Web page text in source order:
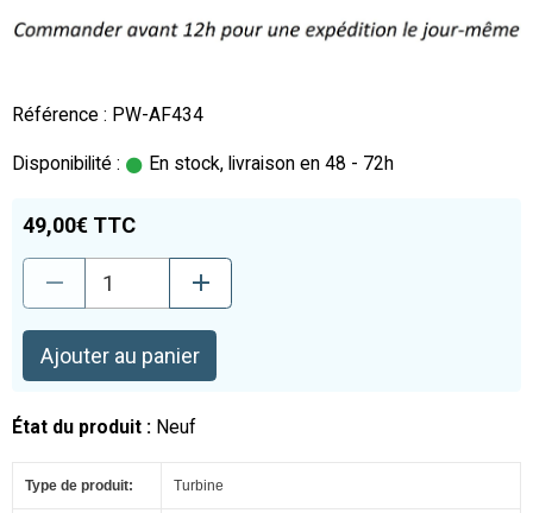
Référence : PW-AF434
Disponibilité : En stock, livraison en 48 - 72h
49,00€ TTC
Ajouter au panier
État du produit : Neuf
Type de produit: Turbine